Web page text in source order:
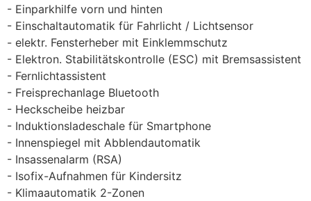
Einparkhilfe vorn und hinten
Einschaltautomatik für Fahrlicht / Lichtsensor
elektr. Fensterheber mit Einklemmschutz
Elektron. Stabilitätskontrolle (ESC) mit Bremsassistent
Fernlichtassistent
Freisprechanlage Bluetooth
Heckscheibe heizbar
Induktionsladeschale für Smartphone
Innenspiegel mit Abblendautomatik
Insassenalarm (RSA)
Isofix-Aufnahmen für Kindersitz
Klimaautomatik 2-Zonen